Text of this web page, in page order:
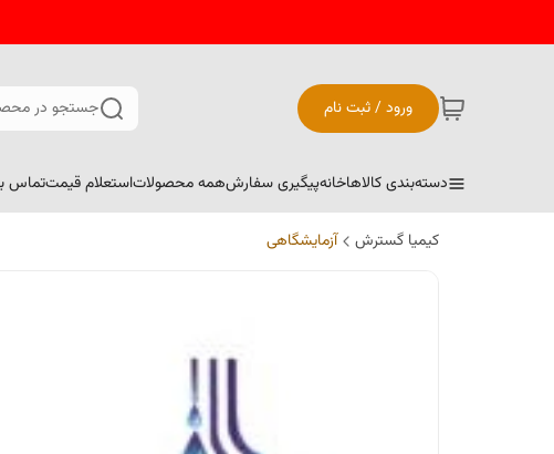
ورود / ثبت نام جستجو در
دسته‌بندی کالاهاخانهپیگیری سفارشهمه محصولاتاستعلام قیمتتماس
کیمیا گسترش آزمایشگاهی